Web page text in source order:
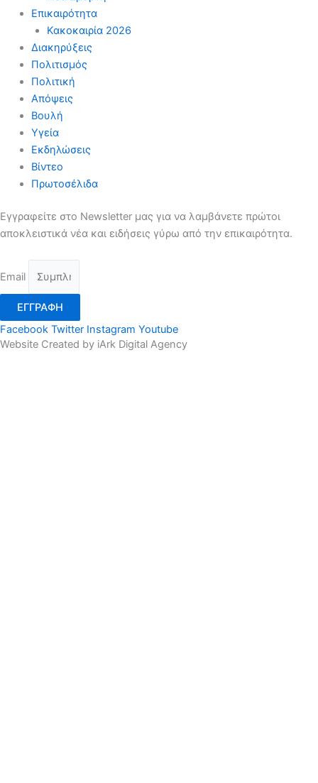
Επικαιρότητα
Κακοκαιρία 2026
Διακηρύξεις
Πολιτισμός
Πολιτική
Απόψεις
Βουλή
Υγεία
Εκδηλώσεις
Βίντεο
Πρωτοσέλιδα
Εγγραφείτε στο Newsletter μας για να λαμβάνετε πρώτοι
αποκλειστικά νέα και ειδήσεις γύρω από την επικαιρότητα.
Email
ΕΓΓΡΑΦΗ
Facebook Twitter Instagram Youtube
Website Created by iArk Digital Agency